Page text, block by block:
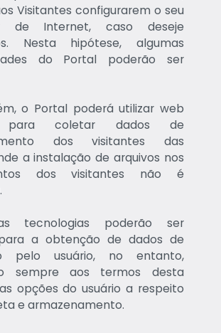
Visitantes configurarem o seu
de Internet, caso deseje
Nesta hipótese, algumas
do Portal poderão ser
o Portal poderá utilizar web
para coletar dados de
dos visitantes das
a instalação de arquivos nos
dos visitantes não é
tecnologias poderão ser
a obtenção de dados de
pelo usuário, no entanto,
sempre aos termos desta
opções do usuário a respeito
e armazenamento.